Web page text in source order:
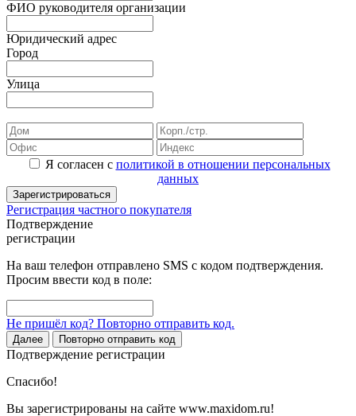
ФИО руководителя организации
Юридический адрес
Город
Улица
Я согласен с политикой в отношении персональных
данных
Зарегистрироваться
Регистрация частного покупателя
Подтверждение
регистрации
На ваш телефон отправлено SMS с кодом подтверждения.
Просим ввести код в поле:
Не пришёл код? Повторно отправить код.
Далее Повторно отправить код
Подтверждение регистрации
Спасибо!
Вы зарегистрированы на сайте www.maxidom.ru!